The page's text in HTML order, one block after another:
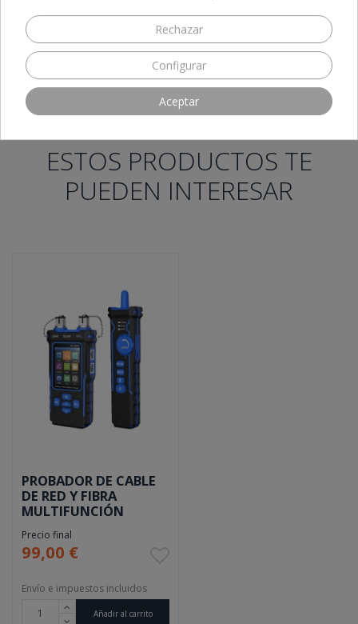
NF 274 L NF-274L
metro láser
medidor laser
medidor digital laser medidor distancia laser
medidor 100 metros 100m 100 metros
Comparte este producto
ESTOS PRODUCTOS TE
PUEDEN INTERESAR
PROBADOR DE CABLE
DE RED Y FIBRA
MULTIFUNCIÓN
Precio final
99,00 €
Envío e impuestos incluidos
Añadir al carrito
Rechazar
Configurar
Aceptar